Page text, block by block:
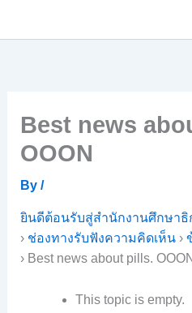
Best news
OOON
By /
ยินดีต้อนรับสู่สำนักงานศึกษาธิ
› ช่องทางรับฟังความคิดเห็น ›
› Best news about pills. OOON
This topic is empty.